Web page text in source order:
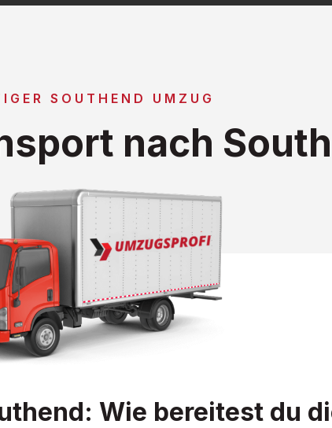
SOUTHEND UMZUG
nach
Wie bereitest du